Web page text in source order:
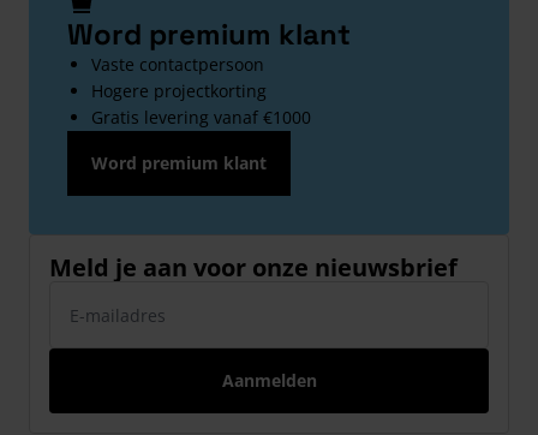
Word premium klant
Vaste contactpersoon
Hogere projectkorting
Gratis levering vanaf €1000
Word premium klant
Meld je aan voor onze nieuwsbrief
Aanmelden